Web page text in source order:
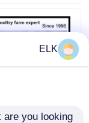
القضايا
مستودع
ELK
are you looking